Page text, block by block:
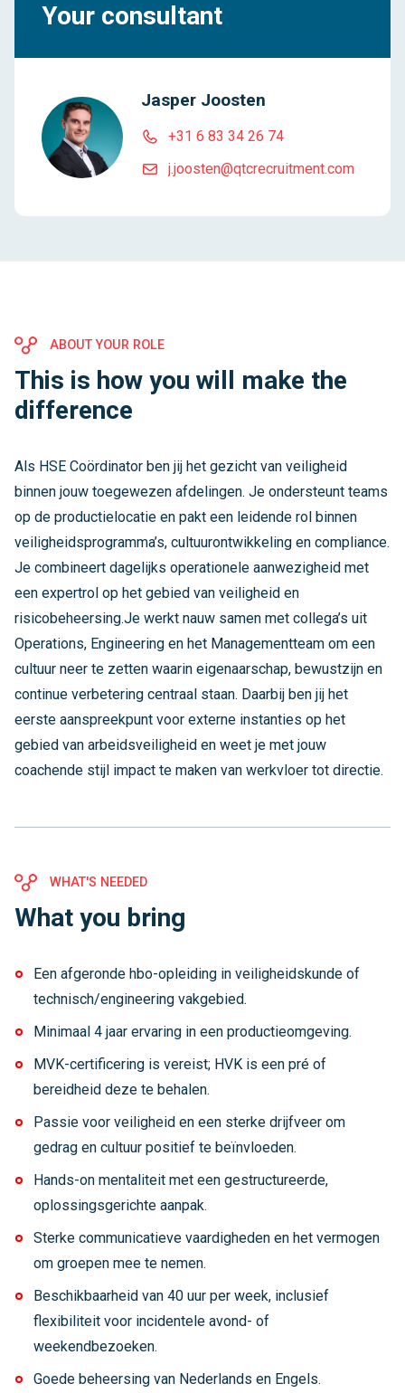
Your consultant
Jasper Joosten
+31 6 83 34 26 74
j.joosten@qtcrecruitment.com
ABOUT YOUR ROLE
This is how you will make the
difference
Als HSE Coördinator ben jij het gezicht van veiligheid
binnen jouw toegewezen afdelingen. Je ondersteunt teams
op de productielocatie en pakt een leidende rol binnen
veiligheidsprogramma’s, cultuurontwikkeling en compliance.
Je combineert dagelijks operationele aanwezigheid met
een expertrol op het gebied van veiligheid en
risicobeheersing.Je werkt nauw samen met collega’s uit
Operations, Engineering en het Managementteam om een
cultuur neer te zetten waarin eigenaarschap, bewustzijn en
continue verbetering centraal staan. Daarbij ben jij het
eerste aanspreekpunt voor externe instanties op het
gebied van arbeidsveiligheid en weet je met jouw
coachende stijl impact te maken van werkvloer tot directie.
WHAT'S NEEDED
What you bring
Een afgeronde hbo-opleiding in veiligheidskunde of
technisch/engineering vakgebied.
Minimaal 4 jaar ervaring in een productieomgeving.
MVK-certificering is vereist; HVK is een pré of
bereidheid deze te behalen.
Passie voor veiligheid en een sterke drijfveer om
gedrag en cultuur positief te beïnvloeden.
Hands-on mentaliteit met een gestructureerde,
oplossingsgerichte aanpak.
Sterke communicatieve vaardigheden en het vermogen
om groepen mee te nemen.
Beschikbaarheid van 40 uur per week, inclusief
flexibiliteit voor incidentele avond- of
weekendbezoeken.
Goede beheersing van Nederlands en Engels.